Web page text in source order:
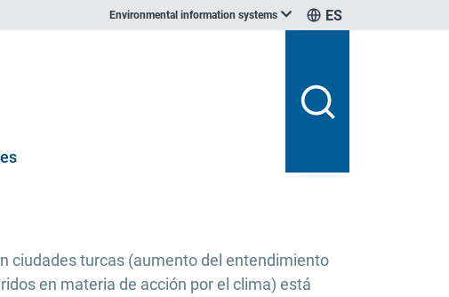
Environmental information systems ES
ciudades turcas (aumento del entendimiento
en materia de acción por el clima) está